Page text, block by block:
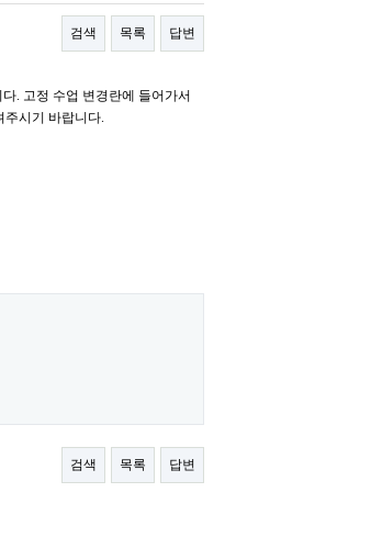
검색 목록 답변
. 고정 수업 변경란에 들어가서
주시기 바랍니다.
검색 목록 답변